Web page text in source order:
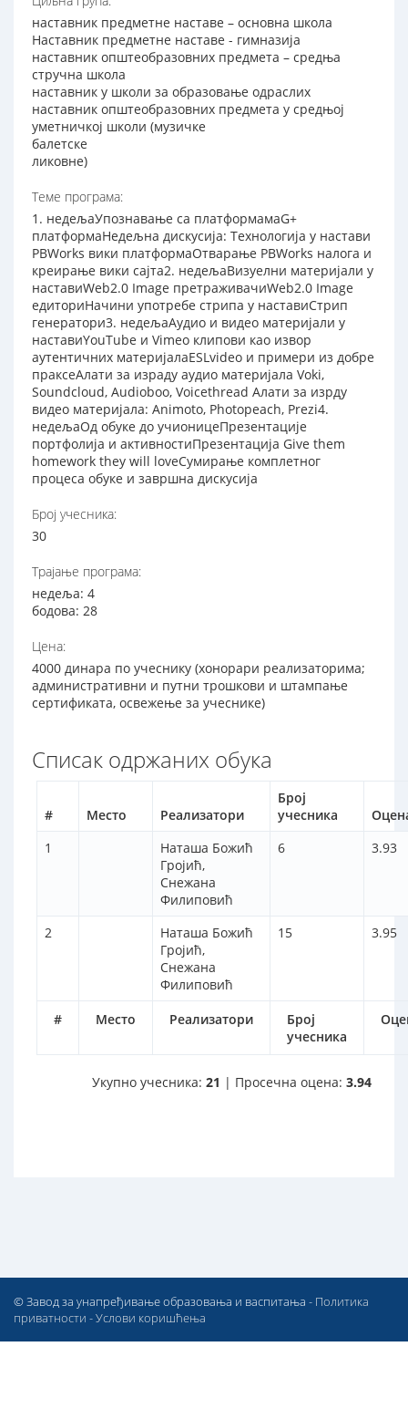
наставник предметне наставе – основна школа
Наставник предметне наставе - гимназија
наставник општеобразовних предмета – средња
стручна школа
наставник у школи за образовање одраслих
наставник општеобразовних предмета у средњој
уметничкој школи (музичке
балетске
ликовне)
Теме програма:
1. недељаУпознавање са платформамаG+
платформаНедељна дискусија: Технологија у настави
PBWorks вики платформаОтварање PBWorks налога и
креирање вики сајта2. недељаВизуелни материјали у
наставиWeb2.0 Image претраживачиWeb2.0 Image
едиториНачини употребе стрипа у наставиСтрип
генератори3. недељаАудио и видео материјали у
наставиYouTube и Vimeo клипови као извор
аутентичних материјалаЕSLvideo и примери из добре
праксеАлати за израду аудио материјала Voki,
Soundcloud, Audioboo, Voicethread Алати за изрду
видео материјала: Animoto, Photopeach, Prezi4.
недељаОд обуке до учионицеПрезентације
портфолија и активностиПрезентација Give them
homework they will lоvеСумирање комплетног
процеса обуке и завршна дискусија
Број учесника:
30
Трајање програма:
недеља: 4
бодова: 28
Цена:
4000 динара по учеснику (хонорари реализаторима;
административни и путни трошкови и штампање
сертификата, освежење за учеснике)
Списак одржаних обука
# Место Реализатори
Број
учесника
# Место Реализатори
Број
учесника
1
Наташа Божић
Гројић,
Снежана
Филиповић
6 3.93
2
Наташа Божић
Гројић,
Снежана
Филиповић
15 3.95
Укупно учесника: 21 | Просечна оцена: 3.94
© Завод за унапређивање образовања и васпитања - Политика
приватности -Услови коришћења